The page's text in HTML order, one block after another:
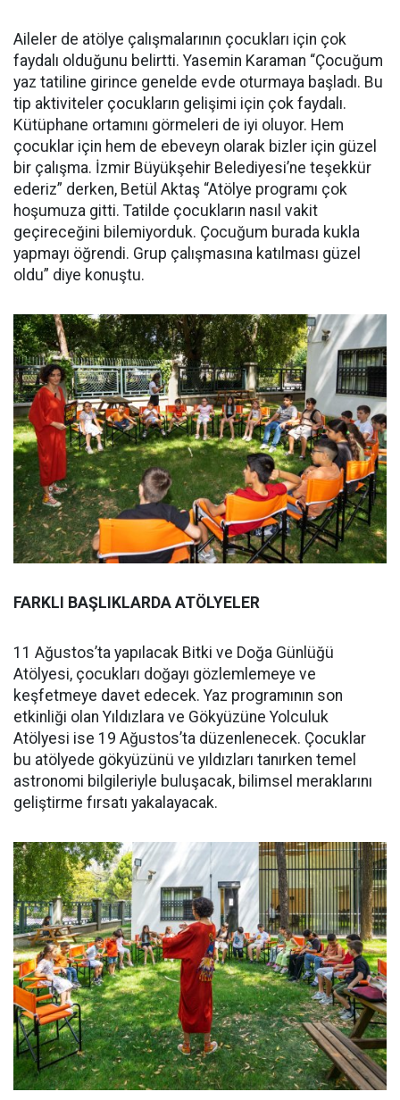
Aileler de atölye çalışmalarının çocukları için çok
faydalı olduğunu belirtti. Yasemin Karaman “Çocuğum
yaz tatiline girince genelde evde oturmaya başladı. Bu
tip aktiviteler çocukların gelişimi için çok faydalı.
Kütüphane ortamını görmeleri de iyi oluyor. Hem
çocuklar için hem de ebeveyn olarak bizler için güzel
bir çalışma. İzmir Büyükşehir Belediyesi’ne teşekkür
ederiz” derken, Betül Aktaş “Atölye programı çok
hoşumuza gitti. Tatilde çocukların nasıl vakit
geçireceğini bilemiyorduk. Çocuğum burada kukla
yapmayı öğrendi. Grup çalışmasına katılması güzel
oldu” diye konuştu.
FARKLI BAŞLIKLARDA ATÖLYELER
11 Ağustos’ta yapılacak Bitki ve Doğa Günlüğü
Atölyesi, çocukları doğayı gözlemlemeye ve
keşfetmeye davet edecek. Yaz programının son
etkinliği olan Yıldızlara ve Gökyüzüne Yolculuk
Atölyesi ise 19 Ağustos’ta düzenlenecek. Çocuklar
bu atölyede gökyüzünü ve yıldızları tanırken temel
astronomi bilgileriyle buluşacak, bilimsel meraklarını
geliştirme fırsatı yakalayacak.